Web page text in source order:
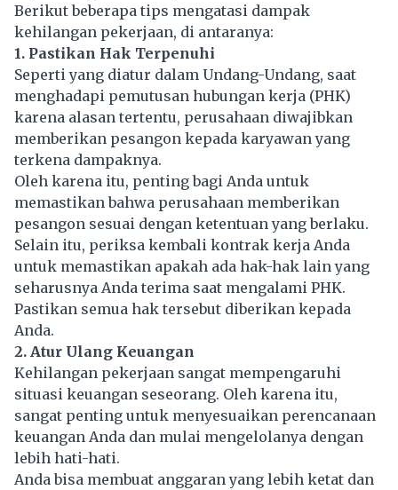
Berikut beberapa tips mengatasi dampak
kehilangan pekerjaan, di antaranya:
1. Pastikan Hak Terpenuhi
Seperti yang diatur dalam Undang-Undang, saat
menghadapi pemutusan hubungan kerja (PHK)
karena alasan tertentu, perusahaan diwajibkan
memberikan pesangon kepada karyawan yang
terkena dampaknya.
Oleh karena itu, penting bagi Anda untuk
memastikan bahwa perusahaan memberikan
pesangon sesuai dengan ketentuan yang berlaku.
Selain itu, periksa kembali kontrak kerja Anda
untuk memastikan apakah ada hak-hak lain yang
seharusnya Anda terima saat mengalami PHK.
Pastikan semua hak tersebut diberikan kepada
Anda.
2. Atur Ulang Keuangan
Kehilangan pekerjaan sangat mempengaruhi
situasi keuangan seseorang. Oleh karena itu,
sangat penting untuk menyesuaikan perencanaan
keuangan Anda dan mulai mengelolanya dengan
lebih hati-hati.
Anda bisa membuat anggaran yang lebih ketat dan